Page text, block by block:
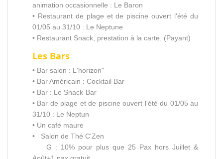
animation occasionnelle : Le Baron
• Restaurant de plage et de piscine ouvert l'été du
01/05 au 31/10 : Le Neptune
• Restaurant Snack, prestation à la carte. (Payant)
Les Bars
• Bar salon : L'horizon"
• Bar Américain : Cocktail Bar
• Bar : Le Snack-Bar
• Bar de plage et de piscine ouvert l'été du 01/05 au
31/10 : Le Neptun
• Un café maure
• Salon de Thé C'Zen
G : 10% pour plus que 25 Pax hors Juillet &